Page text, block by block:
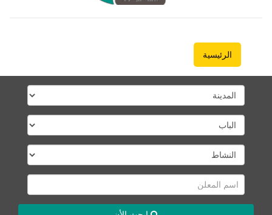
الرئيسية